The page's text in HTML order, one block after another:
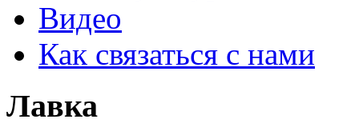
Видео
Как связаться с нами
Лавка